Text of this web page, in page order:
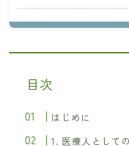
目次
はじめに
1. 医療人として